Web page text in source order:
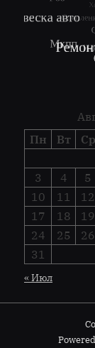
Пн
Вт Ср
3
4 5
10
11 12
17
18 19
24
25 26
31
« Июл